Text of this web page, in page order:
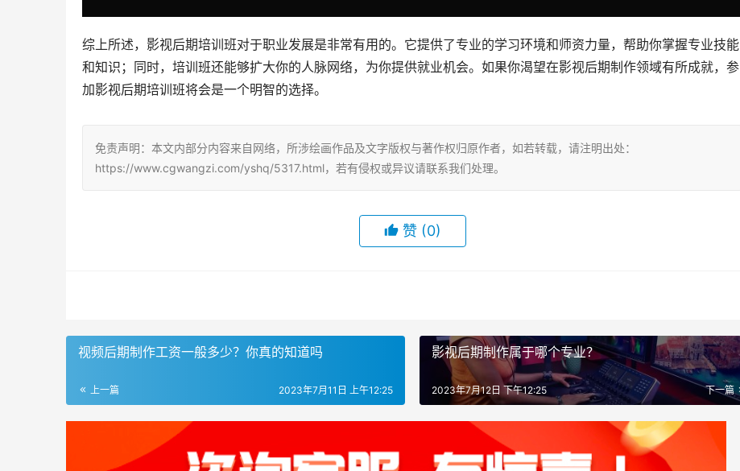
综上所述，影视后期培训班对于职业发展是非常有用的。它提供了专业的学习环境和师资力量，帮助你掌握专业技能
和知识；同时，培训班还能够扩大你的人脉网络，为你提供就业机会。如果你渴望在影视后期制作领域有所成就，参
加影视后期培训班将会是一个明智的选择。
免责声明：本文内部分内容来自网络，所涉绘画作品及文字版权与著作权归原作者，如若转载，请注明出处：
https://www.cgwangzi.com/yshq/5317.html，若有侵权或异议请联系我们处理。
赞 (0)
视频后期制作工资一般多少？你真的知道吗
上一篇 2023年7月11日 上午12:25
影视后期制作属于哪个专业？
下一篇
2023年7月12日 下午12:25